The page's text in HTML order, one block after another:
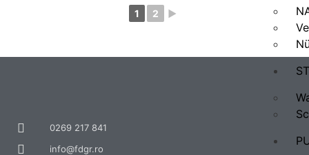
1 2 ►
0269 217 841
info@fdgr.ro